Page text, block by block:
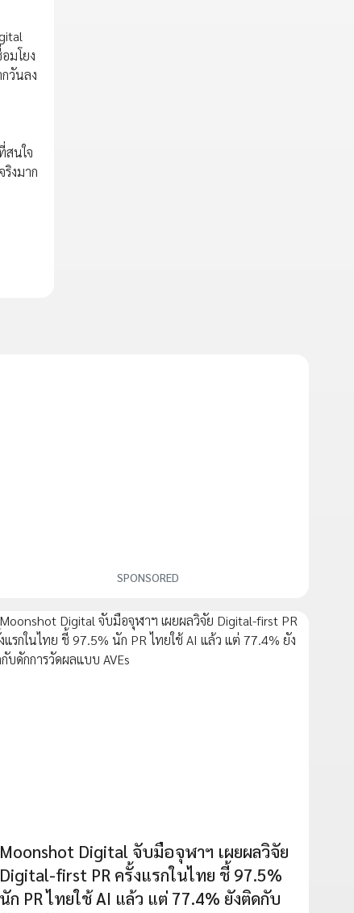
มโยง
วันลง
สนใจ
งมาก
SPONSORED
Moonshot Digital จับมือจุฬาฯ เผยผลวิจัย
Digital-first PR ครั้งแรกในไทย ชี้ 97.5%
นัก PR ไทยใช้ AI แล้ว แต่ 77.4% ยังติดกับ